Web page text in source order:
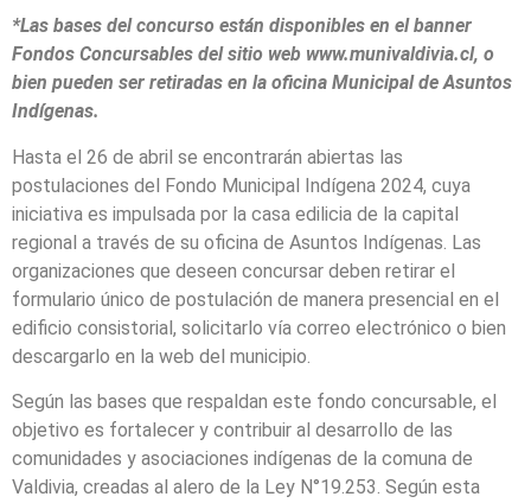
*Las bases del concurso están disponibles en el banner
Fondos Concursables del sitio web www.munivaldivia.cl, o
bien pueden ser retiradas en la oficina Municipal de Asuntos
Indígenas.
Hasta el 26 de abril se encontrarán abiertas las
postulaciones del Fondo Municipal Indígena 2024, cuya
iniciativa es impulsada por la casa edilicia de la capital
regional a través de su oficina de Asuntos Indígenas. Las
organizaciones que deseen concursar deben retirar el
formulario único de postulación de manera presencial en el
edificio consistorial, solicitarlo vía correo electrónico o bien
descargarlo en la web del municipio.
Según las bases que respaldan este fondo concursable, el
objetivo es fortalecer y contribuir al desarrollo de las
comunidades y asociaciones indígenas de la comuna de
Valdivia, creadas al alero de la Ley N°19.253. Según esta